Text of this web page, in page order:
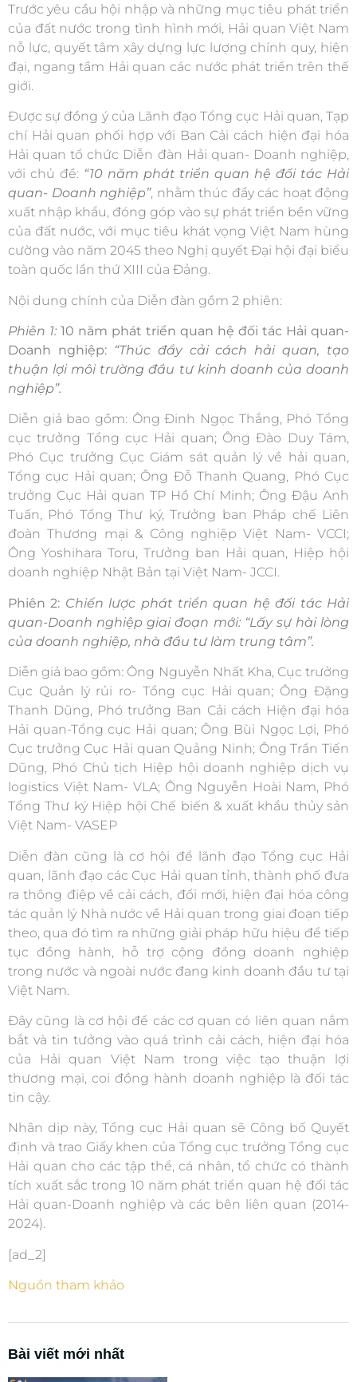
Trước yêu cầu hội nhập và những mục tiêu phát triển
của đất nước trong tình hình mới, Hải quan Việt Nam
nỗ lực, quyết tâm xây dựng lực lượng chính quy, hiện
đại, ngang tầm Hải quan các nước phát triển trên thế
giới.
Được sự đồng ý của Lãnh đạo Tổng cục Hải quan, Tạp
chí Hải quan phối hợp với Ban Cải cách hiện đại hóa
Hải quan tổ chức Diễn đàn Hải quan- Doanh nghiệp,
với chủ đề: “10 năm phát triển quan hệ đối tác Hải
quan- Doanh nghiệp”, nhằm thúc đẩy các hoạt động
xuất nhập khẩu, đóng góp vào sự phát triển bền vững
của đất nước, với mục tiêu khát vọng Việt Nam hùng
cường vào năm 2045 theo Nghị quyết Đại hội đại biểu
toàn quốc lần thứ XIII của Đảng.
Nội dung chính của Diễn đàn gồm 2 phiên:
Phiên 1: 10 năm phát triển quan hệ đối tác Hải quan-
Doanh nghiệp: “Thúc đẩy cải cách hải quan, tạo
thuận lợi môi trường đầu tư kinh doanh của doanh
nghiệp”.
Diễn giả bao gồm: Ông Đinh Ngọc Thắng, Phó Tổng
cục trưởng Tổng cục Hải quan; Ông Đào Duy Tám,
Phó Cục trưởng Cục Giám sát quản lý về hải quan,
Tổng cục Hải quan; Ông Đỗ Thanh Quang, Phó Cục
trưởng Cục Hải quan TP Hồ Chí Minh; Ông Đậu Anh
Tuấn, Phó Tổng Thư ký, Trưởng ban Pháp chế Liên
đoàn Thương mại & Công nghiệp Việt Nam- VCCI;
Ông Yoshihara Toru, Trưởng ban Hải quan, Hiệp hội
doanh nghiệp Nhật Bản tại Việt Nam- JCCI.
Phiên 2: Chiến lược phát triển quan hệ đối tác Hải
quan-Doanh nghiệp giai đoạn mới: “Lấy sự hài lòng
của doanh nghiệp, nhà đầu tư làm trung tâm”.
Diễn giả bao gồm: Ông Nguyễn Nhất Kha, Cục trưởng
Cục Quản lý rủi ro- Tổng cục Hải quan; Ông Đặng
Thanh Dũng, Phó trưởng Ban Cải cách Hiện đại hóa
Hải quan-Tổng cục Hải quan; Ông Bùi Ngọc Lợi, Phó
Cục trưởng Cục Hải quan Quảng Ninh; Ông Trần Tiến
Dũng, Phó Chủ tịch Hiệp hội doanh nghiệp dịch vụ
logistics Việt Nam- VLA; Ông Nguyễn Hoài Nam, Phó
Tổng Thư ký Hiệp hội Chế biến & xuất khẩu thủy sản
Việt Nam- VASEP
Diễn đàn cũng là cơ hội để lãnh đạo Tổng cục Hải
quan, lãnh đạo các Cục Hải quan tỉnh, thành phố đưa
ra thông điệp về cải cách, đổi mới, hiện đại hóa công
tác quản lý Nhà nước về Hải quan trong giai đoạn tiếp
theo, qua đó tìm ra những giải pháp hữu hiệu để tiếp
tục đồng hành, hỗ trợ cộng đồng doanh nghiệp
trong nước và ngoài nước đang kinh doanh đầu tư tại
Việt Nam.
Đây cũng là cơ hội để các cơ quan có liên quan nắm
bắt và tin tưởng vào quá trình cải cách, hiện đại hóa
của Hải quan Việt Nam trong việc tạo thuận lợi
thương mại, coi đồng hành doanh nghiệp là đối tác
tin cậy.
Nhân dịp này, Tổng cục Hải quan sẽ Công bố Quyết
định và trao Giấy khen của Tổng cục trưởng Tổng cục
Hải quan cho các tập thể, cá nhân, tổ chức có thành
tích xuất sắc trong 10 năm phát triển quan hệ đối tác
Hải quan-Doanh nghiệp và các bên liên quan (2014-
2024).
[ad_2]
Nguồn tham khảo
Bài viết mới nhất